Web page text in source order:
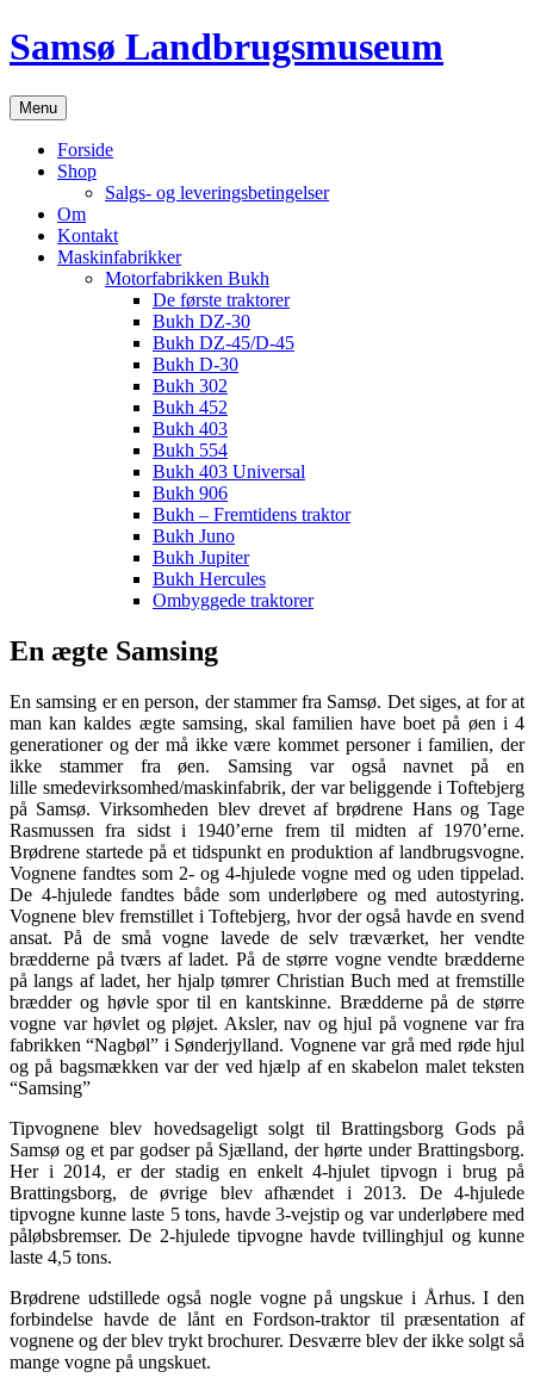
Hop
til
Samsø Landbrugsmuseum
Menu
Forside
Shop
Salgs- og leveringsbetingelser
Om
Kontakt
Maskinfabrikker
Motorfabrikken Bukh
De første traktorer
Bukh DZ-30
Bukh DZ-45/D-45
Bukh D-30
Bukh 302
Bukh 452
Bukh 403
Bukh 554
Bukh 403 Universal
Bukh 906
Bukh – Fremtidens traktor
Bukh Juno
Bukh Jupiter
Bukh Hercules
Ombyggede traktorer
En ægte Samsing
En samsing er en person, der stammer fra Samsø. Det siges, at for at
man kan kaldes ægte samsing, skal familien have boet på øen i 4
generationer og der må ikke være kommet personer i familien, der
ikke stammer fra øen. Samsing var også navnet på en
lille smedevirksomhed/maskinfabrik, der var beliggende i Toftebjerg
på Samsø. Virksomheden blev drevet af brødrene Hans og Tage
Rasmussen fra sidst i 1940’erne frem til midten af 1970’erne.
Brødrene startede på et tidspunkt en produktion af landbrugsvogne.
Vognene fandtes som 2- og 4-hjulede vogne med og uden tippelad.
De 4-hjulede fandtes både som underløbere og med autostyring.
Vognene blev fremstillet i Toftebjerg, hvor der også havde en svend
ansat. På de små vogne lavede de selv træværket, her vendte
brædderne på tværs af ladet. På de større vogne vendte brædderne
på langs af ladet, her hjalp tømrer Christian Buch med at fremstille
brædder og høvle spor til en kantskinne. Brædderne på de større
vogne var høvlet og pløjet. Aksler, nav og hjul på vognene var fra
fabrikken “Nagbøl” i Sønderjylland. Vognene var grå med røde hjul
og på bagsmækken var der ved hjælp af en skabelon malet teksten
“Samsing”
Tipvognene blev hovedsageligt solgt til Brattingsborg Gods på
Samsø og et par godser på Sjælland, der hørte under Brattingsborg.
Her i 2014, er der stadig en enkelt 4-hjulet tipvogn i brug på
Brattingsborg, de øvrige blev afhændet i 2013. De 4-hjulede
tipvogne kunne laste 5 tons, havde 3-vejstip og var underløbere med
påløbsbremser. De 2-hjulede tipvogne havde tvillinghjul og kunne
laste 4,5 tons.
Brødrene udstillede også nogle vogne på ungskue i Århus. I den
forbindelse havde de lånt en Fordson-traktor til præsentation af
vognene og der blev trykt brochurer. Desværre blev der ikke solgt så
mange vogne på ungskuet.